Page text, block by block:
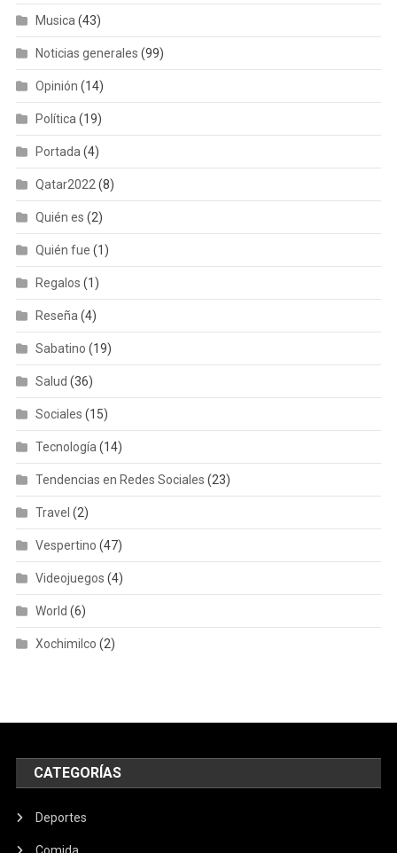
Musica (43)
Noticias generales (99)
Opinión (14)
Política (19)
Portada (4)
Qatar2022 (8)
Quién es (2)
Quién fue (1)
Regalos (1)
Reseña (4)
Sabatino (19)
Salud (36)
Sociales (15)
Tecnología (14)
Tendencias en Redes Sociales (23)
Travel (2)
Vespertino (47)
Videojuegos (4)
World (6)
Xochimilco (2)
CATEGORÍAS
Deportes